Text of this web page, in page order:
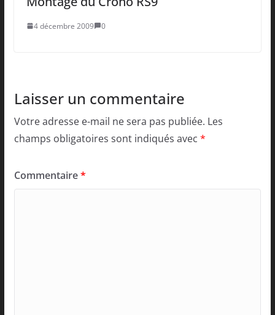
4 décembre 2009 0
Laisser un commentaire
Votre adresse e-mail ne sera pas publiée. Les
champs obligatoires sont indiqués avec *
Commentaire*